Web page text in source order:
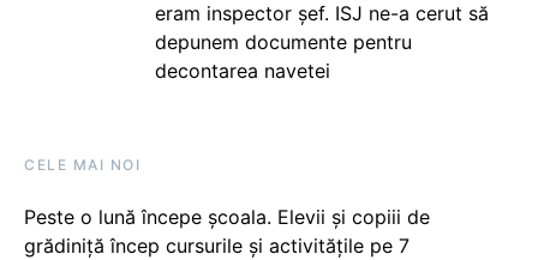
eram inspector șef. ISJ ne-a cerut să
depunem documente pentru
decontarea navetei
CELE MAI NOI
Peste o lună începe școala. Elevii și copiii de
grădiniță încep cursurile și activitățile pe 7